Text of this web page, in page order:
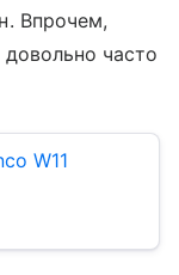
Впрочем,
часто
W11